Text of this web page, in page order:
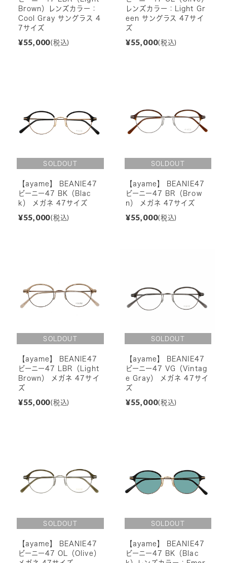
Brown）レンズカラー：
Cool Gray サングラス 4
7サイズ
¥55,000(税込)
レンズカラー：Light Gr
een サングラス 47サイ
ズ
¥55,000(税込)
【ayame】 BEANIE47
ビーニー47 BK（Blac
k） メガネ 47サイズ
¥55,000(税込)
【ayame】 BEANIE47
ビーニー47 BR（Brow
n） メガネ 47サイズ
¥55,000(税込)
【ayame】 BEANIE47
ビーニー47 LBR（Light
Brown） メガネ 47サイ
ズ
¥55,000(税込)
【ayame】 BEANIE47
ビーニー47 VG（Vintag
e Gray） メガネ 47サイ
ズ
¥55,000(税込)
【ayame】 BEANIE47
ビーニー47 OL（Olive）
【ayame】 BEANIE47
ビーニー47 BK（Blac